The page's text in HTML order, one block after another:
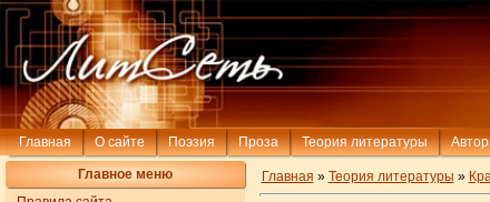
Главная О сайте Поэзия Проза Теория литературы
Главное меню
Главная » Теория литературы »